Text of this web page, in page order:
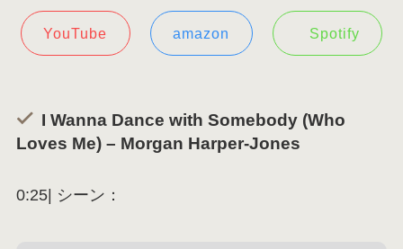
YouTube amazon Spotify
I Wanna Dance with Somebody (Who
Loves Me) – Morgan Harper-Jones
0:25| シーン：